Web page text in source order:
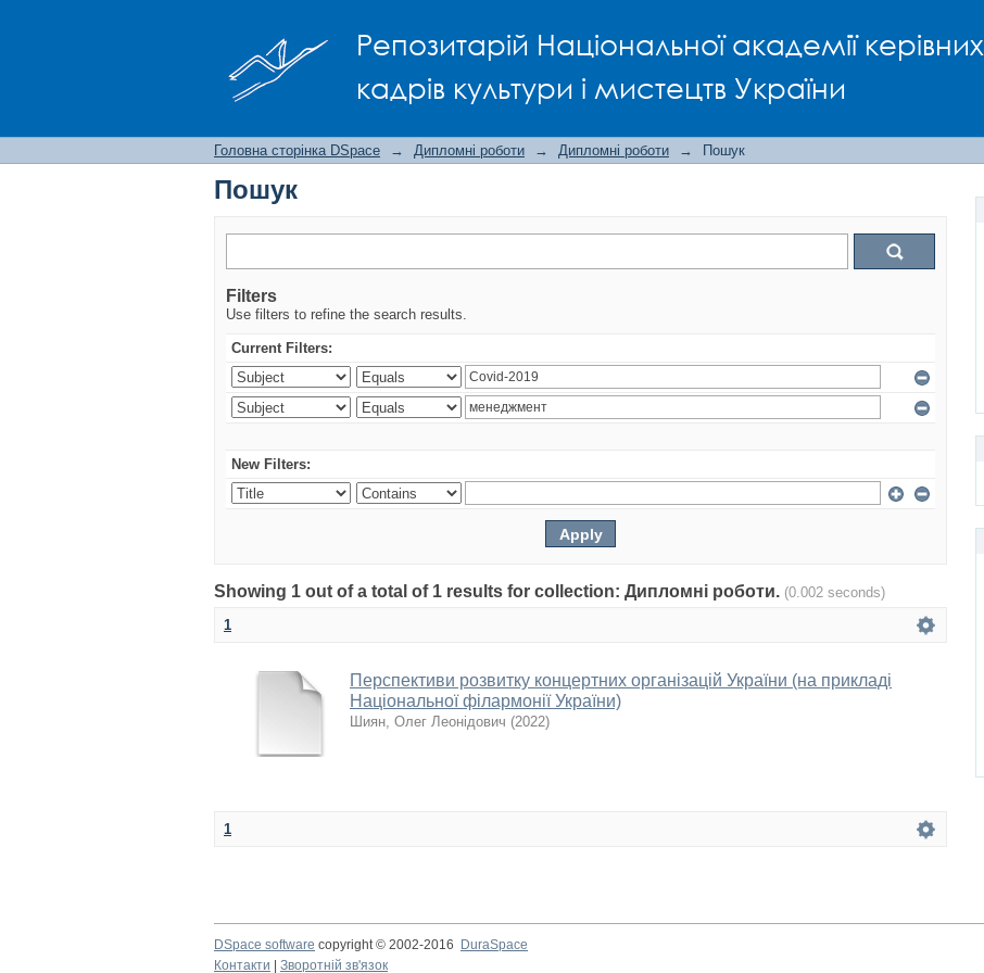
Репозитарій Національної академії керівних
кадрів культури і мистецтв України
Головна сторінка DSpace → Дипломні роботи → Дипломні роботи → Пошук
Пошук
Filters
Use filters to refine the search results.
Current Filters:
New Filters:
Showing 1 out of a total of 1 results for collection: Дипломні роботи. (0.002 seconds)
1
Перспективи розвитку концертних організацій України (на прикладі
Національної філармонії України)
Шиян, Олег Леонідович (2022)
1
DSpace software copyright © 2002-2016 DuraSpace
Контакти
Зворотній зв'язок